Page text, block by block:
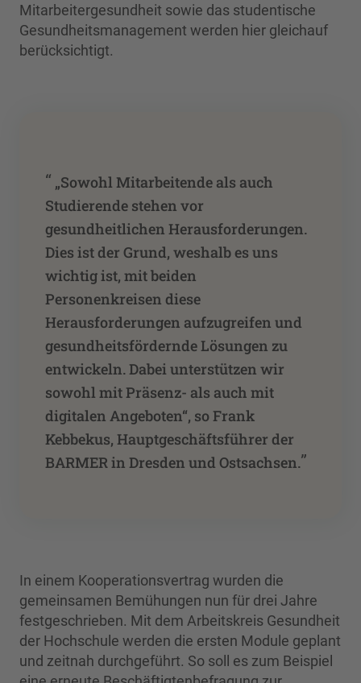
Mitarbeitergesundheit sowie das studentische
Gesundheitsmanagement werden hier gleichauf
berücksichtigt.
“ „Sowohl Mitarbeitende als auch
Studierende stehen vor
gesundheitlichen Herausforderungen.
Dies ist der Grund, weshalb es uns
wichtig ist, mit beiden
Personenkreisen diese
Herausforderungen aufzugreifen und
gesundheitsfördernde Lösungen zu
entwickeln. Dabei unterstützen wir
sowohl mit Präsenz- als auch mit
digitalen Angeboten“, so Frank
Kebbekus, Hauptgeschäftsführer der
BARMER in Dresden und Ostsachsen.”
In einem Kooperationsvertrag wurden die
gemeinsamen Bemühungen nun für drei Jahre
festgeschrieben. Mit dem Arbeitskreis Gesundheit
der Hochschule werden die ersten Module geplant
und zeitnah durchgeführt. So soll es zum Beispiel